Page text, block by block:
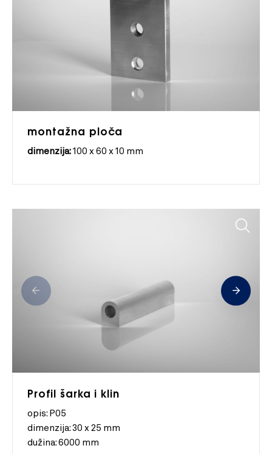
montažna ploča
dimenzija: 100 x 60 x 10 mm
Profil šarka i klin
opis: P05
dimenzija: 30 x 25 mm
dužina: 6000 mm